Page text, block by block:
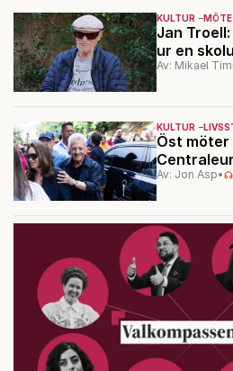
KULTUR
Jan
ur en
Av: Mikael
KULTUR
Öst möter
Av: Jon Asp•